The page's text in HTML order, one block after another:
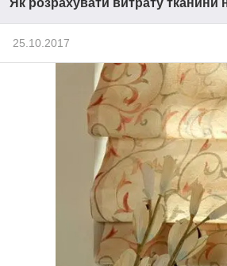
Як розрахувати витрату тканини
25.10.2017